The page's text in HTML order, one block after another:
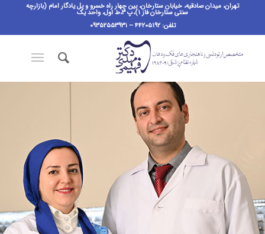
تهران، میدان صادقیه، خیابان ستارخان، بین چهار راه خسرو و پل یادگار امام (بازارچه
سنتی ستارخان فاز ۱)،پ ٣،ط اول، واحد یک
تلفن: ۴۴۲۰۵۱۹۲ – ۰۹۳۵۲۵۵۳۹۳۱